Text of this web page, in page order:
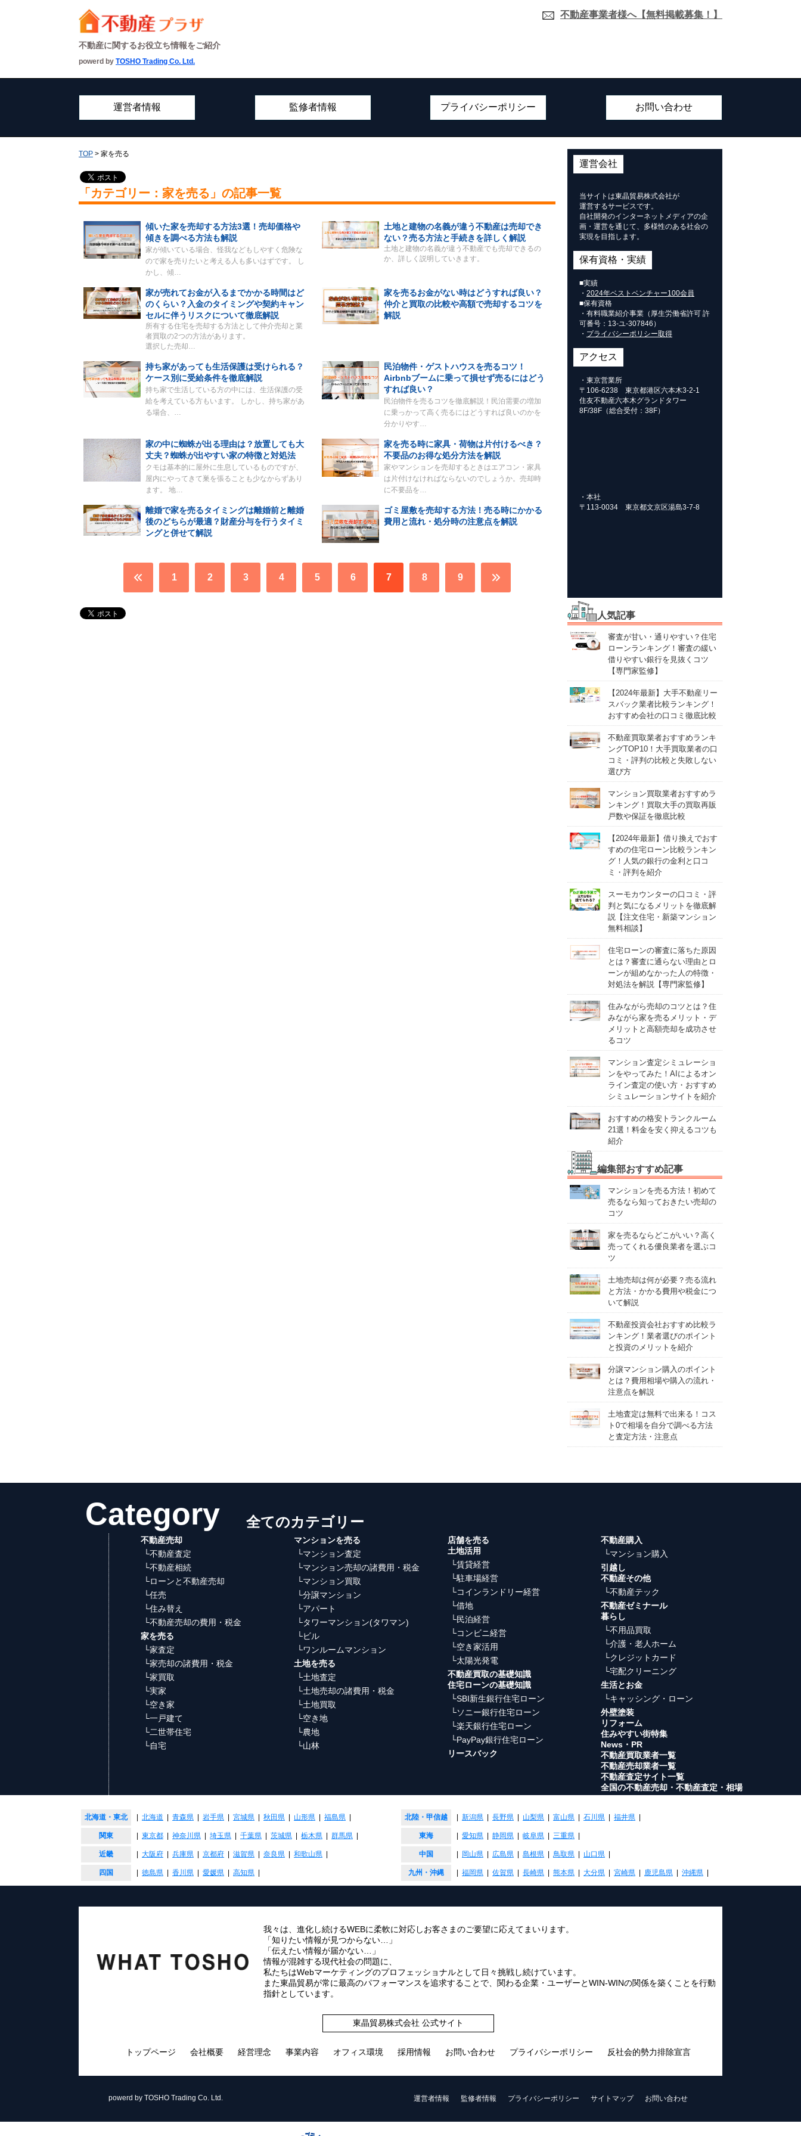
不動産に関するお役立ち情報をご紹介
powerd by TOSHO Trading Co. Ltd.
不動産事業者様へ【無料掲載募集！】
運営者情報 監修者情報 プライバシーポリシー お問い合わせ
TOP > 家を売る
「カテゴリー：家を売る」の記事一覧
傾いた家を売却する方法3選！売却価格や
傾きを調べる方法も解説
家が傾いている場合、怪我などもしやすく危険な
ので家を売りたいと考える人も多いはずです。 し
かし、傾…
土地と建物の名義が違う不動産は売却でき
ない？売る方法と手続きを詳しく解説
土地と建物の名義が違う不動産でも売却できるの
か、詳しく説明していきます。
家が売れてお金が入るまでかかる時間はど
のくらい？入金のタイミングや契約キャン
セルに伴うリスクについて徹底解説
所有する住宅を売却する方法として仲介売却と業
者買取の2つの方法があります。
選択した売却…
家を売るお金がない時はどうすれば良い？
仲介と買取の比較や高額で売却するコツを
解説
持ち家があっても生活保護は受けられる？
ケース別に受給条件を徹底解説
持ち家で生活している方の中には、生活保護の受
給を考えている方もいます。 しかし、持ち家があ
る場合、…
民泊物件・ゲストハウスを売るコツ！
Airbnbブームに乗って損せず売るにはどう
すれば良い？
民泊物件を売るコツを徹底解説！民泊需要の増加
に乗っかって高く売るにはどうすれば良いのかを
分かりやす…
家の中に蜘蛛が出る理由は？放置しても大
丈夫？蜘蛛が出やすい家の特徴と対処法
クモは基本的に屋外に生息しているものですが、
屋内にやってきて巣を張ることも少なからずあり
ます。 地…
家を売る時に家具・荷物は片付けるべき？
不要品のお得な処分方法を解説
家やマンションを売却するときはエアコン・家具
は片付けなければならないのでしょうか。売却時
に不要品を…
離婚で家を売るタイミングは離婚前と離婚
後のどちらが最適？財産分与を行うタイミ
ングと併せて解説
ゴミ屋敷を売却する方法！売る時にかかる
費用と流れ・処分時の注意点を解説
1 2 3 4 5 6 7 8
9
>>
運営会社
当サイトは東晶貿易株式会社が
運営するサービスです。
自社開発のインターネットメディアの企
画・運営を通じて、多様性のある社会の
実現を目指します。
保有資格・実績
■実績
・ 2024年ベストベンチャー100会員
■保有資格
・有料職業紹介事業（厚生労働省許可 許
可番号： 13-ユ-307846 ）
・ プライバシーポリシー取得
アクセス
・東京営業所
〒106-6238 東京都港区六本木3-2-1
住友不動産六本木グランドタワー
8F/38F（総合受付：38F）
・本社
〒113-0034 東京都文京区湯島3-7-8
人気記事
審査が甘い・通りやすい？住宅
ローンランキング！審査の緩い
借りやすい銀行を見抜くコツ
【専門家監修】
【2024年最新】大手不動産リー
スバック業者比較ランキング！
おすすめ会社の口コミ徹底比較
不動産買取業者おすすめランキ
ングTOP10！大手買取業者の口
コミ・評判の比較と失敗しない
選び方
マンション買取業者おすすめラ
ンキング！買取大手の買取再販
戸数や保証を徹底比較
【2024年最新】借り換えでおす
すめの住宅ローン比較ランキン
グ！人気の銀行の金利と口コ
ミ・評判を紹介
スーモカウンターの口コミ・評
判と気になるメリットを徹底解
説【注文住宅・新築マンション
無料相談】
住宅ローンの審査に落ちた原因
とは？審査に通らない理由とロ
ーンが組めなかった人の特徴・
対処法を解説【専門家監修】
住みながら売却のコツとは？住
みながら家を売るメリット・デ
メリットと高額売却を成功させ
るコツ
マンション査定シミュレーショ
ンをやってみた！AIによるオン
ライン査定の使い方・おすすめ
シミュレーションサイトを紹介
おすすめの格安トランクルーム
21選！料金を安く抑えるコツも
紹介
編集部おすすめ記事
マンションを売る方法！初めて
売るなら知っておきたい売却の
コツ
家を売るならどこがいい？高く
売ってくれる優良業者を選ぶコ
ツ
土地売却は何が必要？売る流れ
と方法・かかる費用や税金につ
いて解説
不動産投資会社おすすめ比較ラ
ンキング！業者選びのポイント
と投資のメリットを紹介
分譲マンション購入のポイント
とは？費用相場や購入の流れ・
注意点を解説
土地査定は無料で出来る！コス
ト0で相場を自分で調べる方法
と査定方法・注意点
不動産売却
└不動産査定
└不動産相続
└ローンと不動産売却
└任売
└住み替え
└不動産売却の費用・税金
家を売る
└家査定
└家売却の諸費用・税金
└家買取
└実家
└空き家
└一戸建て
└二世帯住宅
└自宅
マンションを売る
└マンション査定
└マンション売却の諸費用・税金
└マンション買取
└分譲マンション
└アパート
└タワーマンション(タワマン)
└ビル
└ワンルームマンション
土地を売る
└土地査定
└土地売却の諸費用・税金
└土地買取
└空き地
└農地
└山林
店舗を売る
土地活用
└賃貸経営
└駐車場経営
└コインランドリー経営
└借地
└民泊経営
└コンビニ経営
└空き家活用
└太陽光発電
不動産買取の基礎知識
住宅ローンの基礎知識
└SBI新生銀行住宅ローン
└ソニー銀行住宅ローン
└楽天銀行住宅ローン
└PayPay銀行住宅ローン
リースバック
不動産購入
└マンション購入
引越し
不動産その他
└不動産テック
不動産ゼミナール
暮らし
└不用品買取
└介護・老人ホーム
└クレジットカード
└宅配クリーニング
生活とお金
└キャッシング・ローン
外壁塗装
リフォーム
住みやすい街特集
News・PR
不動産買取業者一覧
不動産売却業者一覧
不動産査定サイト一覧
全国の不動産売却・不動産査定・相場
北海道・東北 北海道 青森県 岩手県 宮城県 秋田県 山形県 福島県 北陸・甲信越 新潟県 長野県 山梨県 富山県 石川県 福井県
関東 東京都 神奈川県 埼玉県 千葉県 茨城県 栃木県 群馬県 東海 愛知県 静岡県 岐阜県 三重県
近畿 大阪府 兵庫県 京都府 滋賀県 奈良県 和歌山県 中国 岡山県 広島県 島根県 鳥取県 山口県
四国 徳島県 香川県 愛媛県 高知県 九州・沖縄 福岡県 佐賀県 長崎県 熊本県 大分県 宮崎県 鹿児島県 沖縄県
我々は、進化し続けるWEBに柔軟に対応しお客さまのご要望に応えてまいります。
「知りたい情報が見つからない…」
「伝えたい情報が届かない…」
情報が混雑する現代社会の問題に、
私たちはWebマーケティングのプロフェッショナルとして日々挑戦し続けています。
また東晶貿易が常に最高のパフォーマンスを追求することで、関わる企業・ユーザーとWIN-WINの関係を築くことを行動
指針としています。
東晶貿易株式会社 公式サイト
トップページ 会社概要 経営理念 事業内容 オフィス環境 採用情報 お問い合わせ プライバシーポリシー 反社会的勢力排除宣言
powerd by TOSHO Trading Co. Ltd. 運営者情報 監修者情報 プライバシーポリシー サイトマップ お問い合わせ